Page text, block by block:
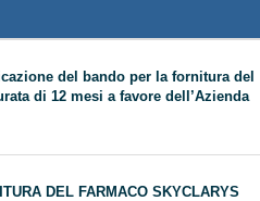
del bando per la fornitura del
di 12 mesi a favore dell’Azienda
DEL FARMACO SKYCLARYS